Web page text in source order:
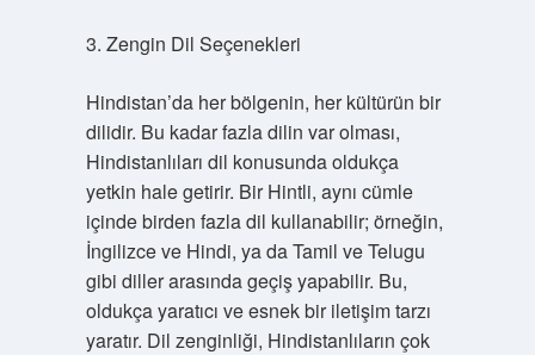
3. Zengin Dil Seçenekleri
Hindistan’da her bölgenin, her kültürün bir
dilidir. Bu kadar fazla dilin var olması,
Hindistanlıları dil konusunda oldukça
yetkin hale getirir. Bir Hintli, aynı cümle
içinde birden fazla dil kullanabilir; örneğin,
İngilizce ve Hindi, ya da Tamil ve Telugu
gibi diller arasında geçiş yapabilir. Bu,
oldukça yaratıcı ve esnek bir iletişim tarzı
yaratır. Dil zenginliği, Hindistanlıların çok